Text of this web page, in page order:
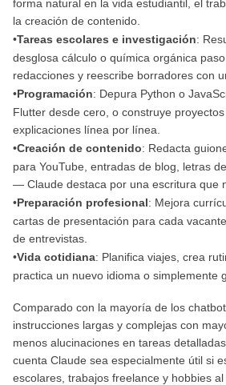
forma natural en la vida estudiantil, el
la creación de contenido.
•Tareas escolares e investigación:
desglosa cálculo o química orgánica
redacciones y reescribe borradores con
•Programación: Depura Python o
Flutter desde cero, o construye
explicaciones línea por línea.
•Creación de contenido: Redacta
para YouTube, entradas de blog, letras
— Claude destaca por una escritura que
•Preparación profesional: Mejora
cartas de presentación para cada
de entrevistas.
•Vida cotidiana: Planifica viajes, crea
practica un nuevo idioma o simplemente
Comparado con la mayoría de los
instrucciones largas y complejas con
menos alucinaciones en tareas
cuenta Claude sea especialmente útil si
escolares, trabajos freelance y hobbies